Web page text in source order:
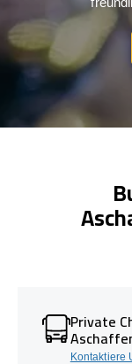
Private
Kontaktiere